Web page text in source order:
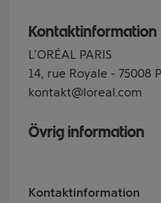
Kontaktinformation
L’ORÉAL PARIS
14, rue Royale - 75008
kontakt@loreal.com
Övrig information
Kontaktinformation